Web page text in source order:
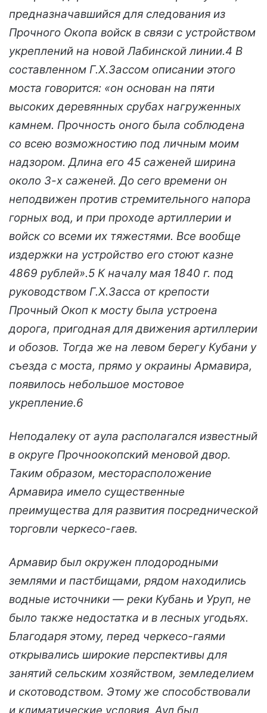
предназначавшийся для следования из
Прочного Окопа войск в связи с устройством
укреплений на новой Лабинской линии.4 В
составленном Г.Х.Зассом описании этого
моста говорится: «он основан на пяти
высоких деревянных срубах нагруженных
камнем. Прочность оного была соблюдена
со всею возможностию под личным моим
надзором. Длина его 45 саженей ширина
около 3-х саженей. До сего времени он
неподвижен против стремительного напора
горных вод, и при проходе артиллерии и
войск со всеми их тяжестями. Все вообще
издержки на устройство его стоют казне
4869 рублей».5 К началу мая 1840 г. под
руководством Г.Х.Засса от крепости
Прочный Окоп к мосту была устроена
дорога, пригодная для движения артиллерии
и обозов. Тогда же на левом берегу Кубани у
съезда с моста, прямо у окраины Армавира,
появилось небольшое мостовое
укрепление.6
Неподалеку от аула располагался известный
в округе Прочноокопский меновой двор.
Таким образом, месторасположение
Армавира имело существенные
преимущества для развития посреднической
торговли черкесо-гаев.
Армавир был окружен плодородными
землями и пастбищами, рядом находились
водные источники — реки Кубань и Уруп, не
было также недостатка и в лесных угодьях.
Благодаря этому, перед черкесо-гаями
открывались широкие перспективы для
занятий сельским хозяйством, земледелием
и скотоводством. Этому же способствовали